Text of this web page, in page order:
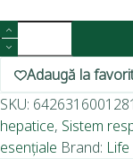
Adaugă la
SKU: 6426316001281
hepatice, Sistem
esențiale Brand: Life